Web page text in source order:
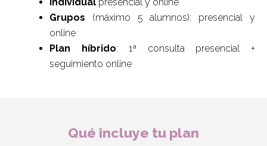
Individual presencial y online
Grupos (máximo 5 alumnos): presencial y
online
Plan híbrido: 1ª consulta presencial +
seguimiento online
Qué incluye tu plan